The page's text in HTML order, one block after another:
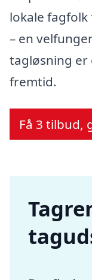
lokale
– en
tagløsning er
fremtid.
Få 3 tilbud,